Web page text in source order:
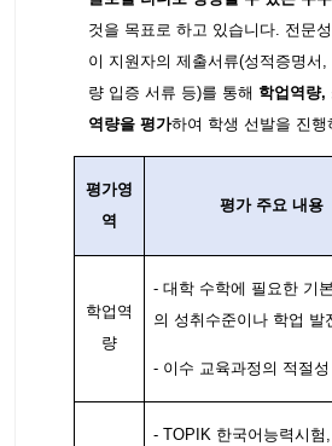
것을 목표로 하고 있습니다. 전문
이 지원자의 제출서류(성적증명서
량 입증 서류 등)를 통해 학업역량,
역량을 평가하여 학생 선발을 진행
평가영
역
평가 주요 내용
학업역
량
- 대학 수학에 필요한 기
의 성취수준이나 학업 발
- 이수 교육과정의 적절성
- TOPIK 한국어능력시험